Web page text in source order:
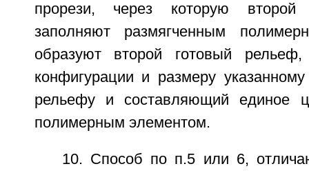
прорези, через которую
заполняют размягченным
образуют второй готовый
конфигурации и размеру
рельефу и составляющий единое
полимерным элементом.
10. Способ по п.5 или 6,